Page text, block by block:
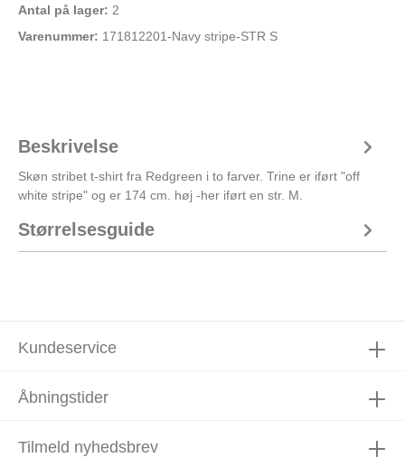
Antal på lager: 2
Varenummer: 171812201-Navy stripe-STR S
Beskrivelse
Skøn stribet t-shirt fra Redgreen i to farver. Trine er iført "off
white stripe" og er 174 cm. høj -her iført en str. M.
Størrelsesguide
Tilmeld nyhedsbrev
Åbningstider
Kundeservice